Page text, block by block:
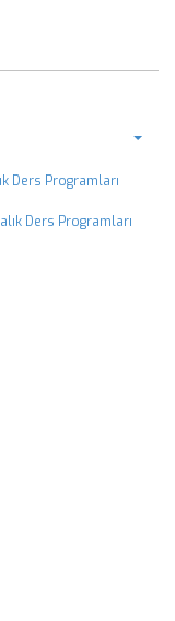
Ders Programları
Ders Programları